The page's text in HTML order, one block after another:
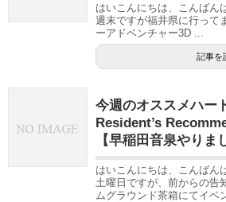
はいこんにちは、こんばん
週末ですが福井県に行って
ーアドベンチャー3D ...
記事を
今週のオススメハー
Resident’s
【早稲田音泉やりま
はいこんにちは、こんばん
土曜日ですが、前からの告
ムグラウンド茶箱にてイベ